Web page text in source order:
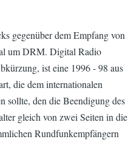
gegenüber dem Empfang von
um DRM. Digital Radio
ist eine 1996 - 98 aus
die dem internationalen
sollte, den die Beendigung des
gleich von zwei Seiten in die
Rundfunkempfängern